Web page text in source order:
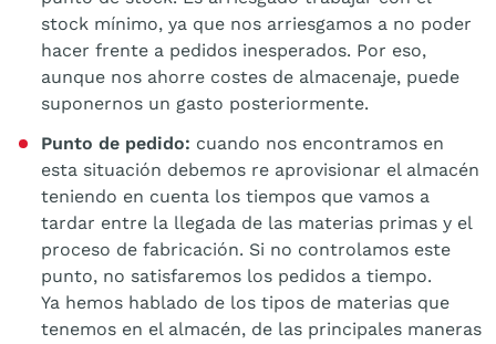
stock mínimo, ya que nos arriesgamos a no poder
hacer frente a pedidos inesperados. Por eso,
aunque nos ahorre costes de almacenaje, puede
suponernos un gasto posteriormente.
Punto de pedido: cuando nos encontramos en
esta situación debemos re aprovisionar el almacén
teniendo en cuenta los tiempos que vamos a
tardar entre la llegada de las materias primas y el
proceso de fabricación. Si no controlamos este
punto, no satisfaremos los pedidos a tiempo.
Ya hemos hablado de los tipos de materias que
tenemos en el almacén, de las principales maneras